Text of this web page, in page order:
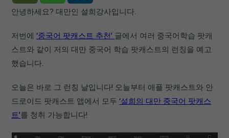
안녕하세요? 대만인 설희강사입니다.
저번에‘중국어 팟캐스트 추천’ 글에서 여러 중국어학습 팟캐
스트와 같이 저의 대만 중국어 학습 팟캐스트의 런칭을 예고
했습니다.
오늘은 바로 그 런칭 날입니다! 오늘부터 애플 팟캐스트와 안
드로이드 팟캐스트 앱에서 모두‘설희의 대만 중국어 팟캐스
트’를 청취 가능합니다!